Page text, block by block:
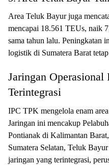
Area Teluk Bayur juga
mencapai 18.561 TEUs, naik
sama tahun lalu. Peningkatan
logistik di Sumatera Barat
Jaringan Operasional
Terintegrasi
IPC TPK mengelola enam
Jaringan ini mencakup
Pontianak di Kalimantan
Sumatera Selatan, Teluk
jaringan yang terintegrasi,